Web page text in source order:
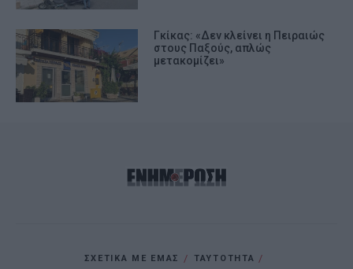
Γκίκας: «Δεν κλείνει η Πειραιώς
στους Παξούς, απλώς
μετακομίζει»
ΣΧΕΤΙΚΑ ΜΕ ΕΜΑΣ ΤΑΥΤΟΤΗΤΑ